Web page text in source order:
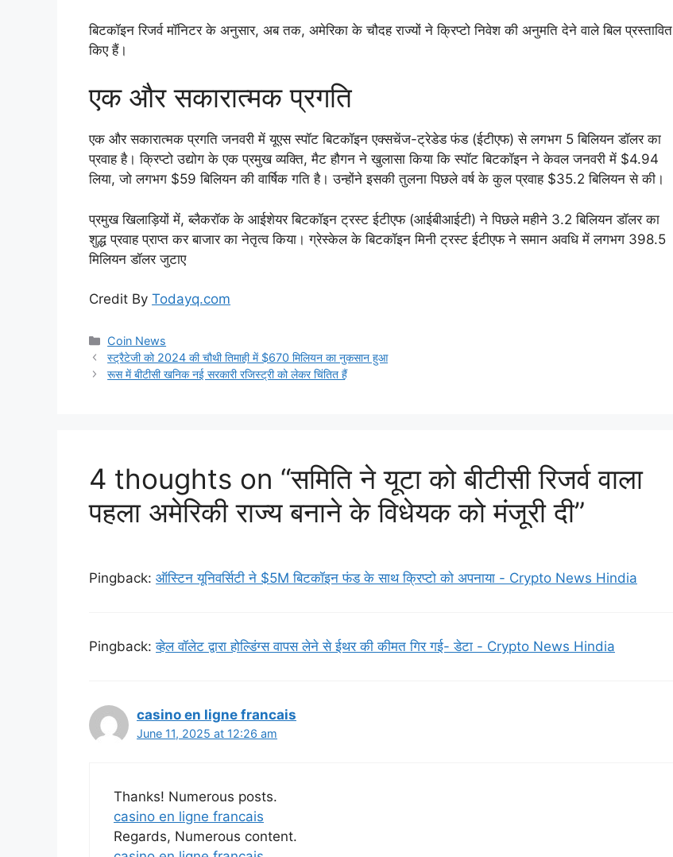
बिटकॉइन रिजर्व मॉनिटर के अनुसार, अब तक, अमेरिका के चौदह राज्यों ने क्रिप्टो निवेश की अनुमति देने वाले बिल प्रस्तावित
किए हैं।
एक और सकारात्मक प्रगति
एक और सकारात्मक प्रगति जनवरी में यूएस स्पॉट बिटकॉइन एक्सचेंज-ट्रेडेड फंड (ईटीएफ) से लगभग 5 बिलियन डॉलर का
प्रवाह है। क्रिप्टो उद्योग के एक प्रमुख व्यक्ति, मैट हौगन ने खुलासा किया कि स्पॉट बिटकॉइन ने केवल जनवरी में $4.94
लिया, जो लगभग $59 बिलियन की वार्षिक गति है। उन्होंने इसकी तुलना पिछले वर्ष के कुल प्रवाह $35.2 बिलियन से की।
प्रमुख खिलाड़ियों में, ब्लैकरॉक के आईशेयर बिटकॉइन ट्रस्ट ईटीएफ (आईबीआईटी) ने पिछले महीने 3.2 बिलियन डॉलर का
शुद्ध प्रवाह प्राप्त कर बाजार का नेतृत्व किया। ग्रेस्केल के बिटकॉइन मिनी ट्रस्ट ईटीएफ ने समान अवधि में लगभग 398.5
मिलियन डॉलर जुटाए
Credit By Todayq.com
Categories
Coin News
स्ट्रैटेजी को 2024 की चौथी तिमाही में $670 मिलियन का नुकसान हुआ
रूस में बीटीसी खनिक नई सरकारी रजिस्ट्री को लेकर चिंतित हैं
4 thoughts on “समिति ने यूटा को बीटीसी रिजर्व वाला
पहला अमेरिकी राज्य बनाने के विधेयक को मंजूरी दी”
Pingback: ऑस्टिन यूनिवर्सिटी ने $5M बिटकॉइन फंड के साथ क्रिप्टो को अपनाया - Crypto News Hindia
Pingback:व्हेल वॉलेट द्वारा होल्डिंग्स वापस लेने से ईथर की कीमत गिर गई- डेटा - Crypto News Hindia
casino en ligne francais
June 11, 2025 at 12:26 am
Thanks! Numerous posts.
casino en ligne francais
Regards, Numerous content.